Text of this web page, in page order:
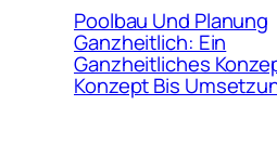
Poolbau Und Planung
Ganzheitlich: Ein
Ganzheitliches
Konzept Bis